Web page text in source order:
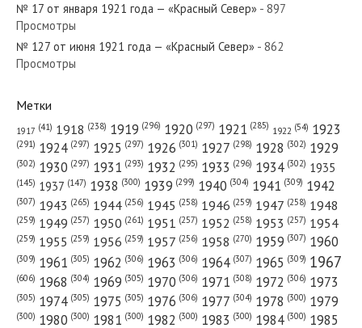
№ 114 от июня 1953 года — «Красный Север»
№ 246 от октября 1974 года — «Красный Север»
№ 150 от июня 1963 года — «Красный Север»
№ 17 от января 1921 года — «Красный Север» - 897
Просмотры
№ 127 от июня 1921 года — «Красный Север» - 862
Просмотры
Метки
1917 (41) 1918 (238) 1919 (296) 1920 (297) 1921 (285) 1922 (54) 1923
(291) 1924 (297) 1925 (297) 1926 (301) 1927 (298) 1928 (302) 1929
(302) 1930 (297) 1931 (293) 1932 (295) 1933 (296) 1934 (302) 1935
(145) 1937 (147) 1938 (300) 1939 (299) 1940 (304) 1941 (309) 1942
(307) 1943 (265) 1944 (256) 1945 (258) 1946 (259) 1947 (258) 1948
(259) 1949 (257) 1950 (261) 1951 (257) 1952 (258) 1953 (257) 1954
(259) 1955 (259) 1956 (259) 1957 (256) 1958 (270) 1959 (307) 1960
(309) 1961 (305) 1962 (306) 1963 (306) 1964 (307) 1965 (309) 1967
(606) 1968 (304) 1969 (305) 1970 (306) 1971 (308) 1972 (306) 1973
(305) 1974 (305) 1975 (305) 1976 (306) 1977 (304) 1978 (300) 1979
(300) 1980 (300) 1981 (300) 1982 (300) 1983 (300) 1984 (300) 1985